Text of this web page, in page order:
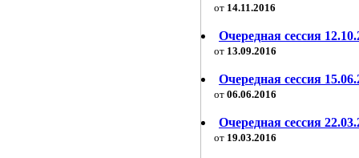
от 14.11.2016
Очередная сессия
от 13.09.2016
Очередная сессия
от 06.06.2016
Очередная сессия
от 19.03.2016